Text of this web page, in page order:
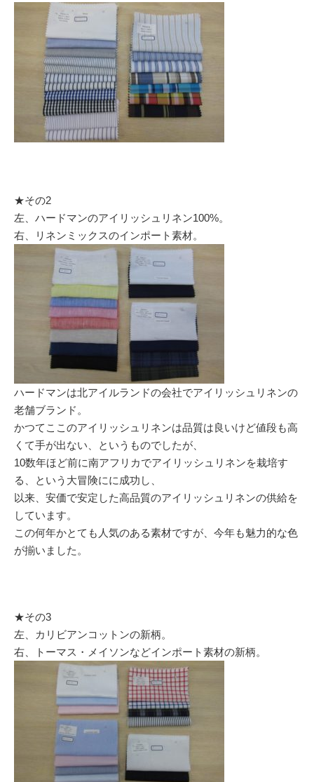
★その2
左、ハードマンのアイリッシュリネン100%。
右、リネンミックスのインポート素材。
ハードマンは北アイルランドの会社でアイリッシュリネンの
老舗ブランド。
かつてここのアイリッシュリネンは品質は良いけど値段も高
くて手が出ない、というものでしたが、
10数年ほど前に南アフリカでアイリッシュリネンを栽培す
る、という大冒険にに成功し、
以来、安価で安定した高品質のアイリッシュリネンの供給を
しています。
この何年かとても人気のある素材ですが、今年も魅力的な色
が揃いました。
★その3
左、カリビアンコットンの新柄。
右、トーマス・メイソンなどインポート素材の新柄。